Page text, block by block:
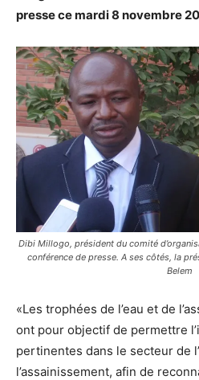
presse ce mardi 8 novembre
Dibi Millogo, président du comité
conférence de presse. A ses côtés, la
Belem
«Les trophées de l’eau et de
ont pour objectif de permettre
pertinentes dans le secteur de
l’assainissement, afin de